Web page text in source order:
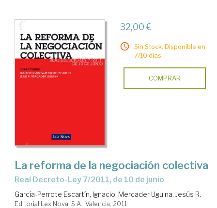
32,00 €
Sin Stock. Disponible en
7/10 días.
COMPRAR
La reforma de la negociación colectiva
Real Decreto-Ley 7/2011, de 10 de junio
García-Perrote Escartín, Ignacio; Mercader Uguina, Jesús R.
Editorial Lex Nova, S.A.. Valencia, 2011